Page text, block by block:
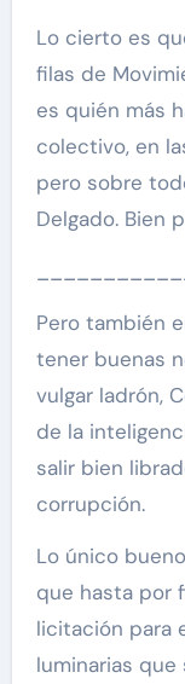
Lo cierto es
filas de
es quién más
colectivo, en
pero sobre
Delgado. Bien
Pero también
tener buenas
vulgar ladrón,
de la
salir bien
corrupción.
Lo único
que hasta por
licitación para
luminarias